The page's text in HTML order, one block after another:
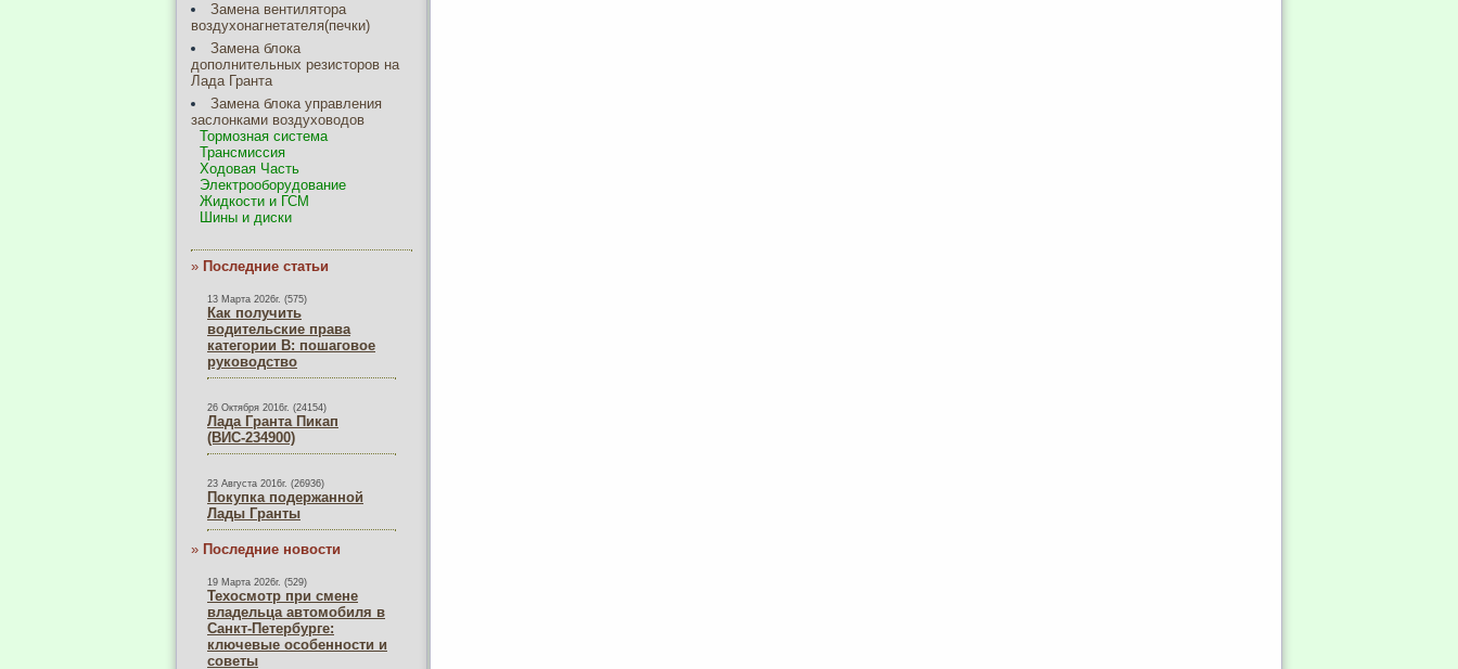
Замена вентилятора
воздухонагнетателя(печки)
Замена блока
дополнительных резисторов на
Лада Гранта
Замена блока управления
заслонками воздуховодов
Тормозная система
Трансмиссия
Ходовая Часть
Электрооборудование
Жидкости и ГСМ
Шины и диски
» Последние статьи
13 Марта 2026г. (575)
Как получить
водительские права
категории B: пошаговое
руководство
26 Октября 2016г. (24154)
Лада Гранта Пикап
(ВИС-234900)
23 Августа 2016г. (26936)
Покупка подержанной
Лады Гранты
» Последние новости
19 Марта 2026г. (529)
Техосмотр при смене
владельца автомобиля в
Санкт-Петербурге:
ключевые особенности и
советы